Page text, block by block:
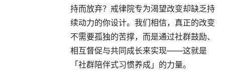
持而放弃？戒律院专为渴望改变却缺乏持
续动力的你设计。我们相信，真正的改变
不需要孤独的苦撑，而是通过社群鼓励、
相互督促与共同成长来实现——这就是
「社群陪伴式习惯养成」的力量。